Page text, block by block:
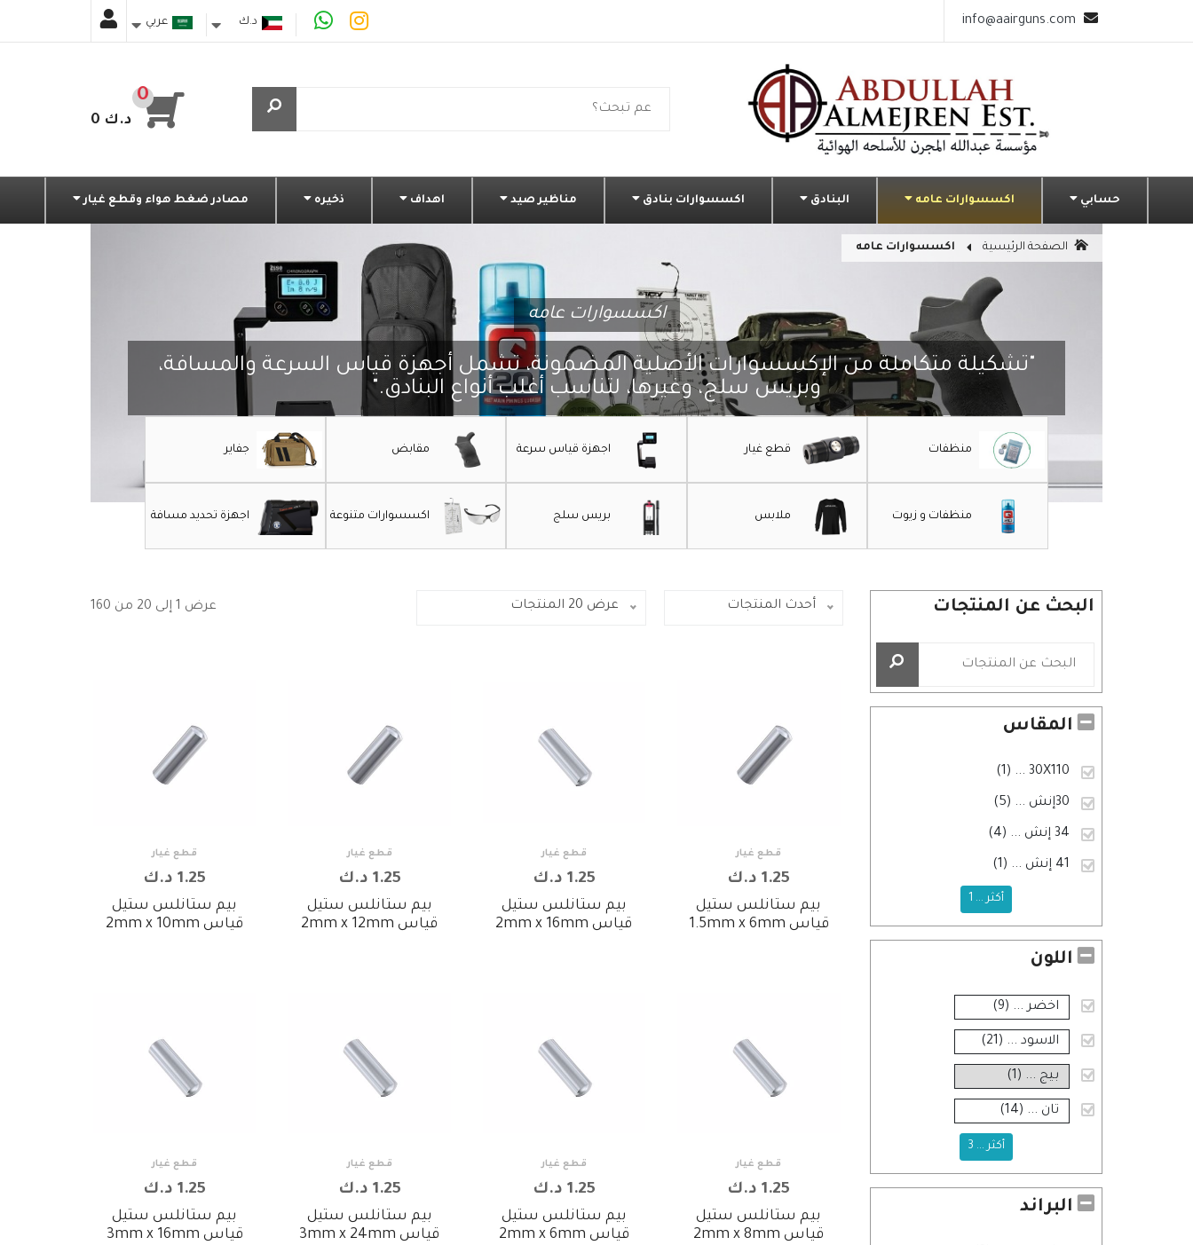
info@aairguns.com عربي
د.ك
دينار كويتي
0
0 د.ك
حسابي اكسسوارات عامه البنادق اكسسوارات بنادق مناظير صيد اهداف ذخيره مصادر ضغط هواء وقطع غيار
الصفحة الرئيسية اكسسوارات عامه
اكسسوارات عامه
"تشكيلة متكاملة من الإكسسوارات الأصلية المضمونة، تشمل أجهزة قياس السرعة والمسافة،
وبريس سلج، وغيرها، لتناسب أغلب أنواع البنادق."
منظفات قطع غيار اجهزة قياس سرعة مقابض جفاير
منظفات و زيوت ملابس بريس سلج اكسسوارات متنوعة اجهزة تحديد مسافة
البحث عن المنتجات
المقاس
30X110
... (1)
30إنش ... (5)
34 إنش ... (4)
41 إنش ... (1)
أكثر ... 1
اللون
اخضر ... (9)
الاسود ... (21)
بيج ... (1)
تان ... (14)
أكثر ... 3
البراند
أحدث المنتجات عرض 20 المنتجات عرض 1 إلى 20 من 160
قطع غيار
1.25 د.ك
بيم ستانلس ستيل
قياس 1.5mm x 6mm
قطع غيار
1.25 د.ك
بيم ستانلس ستيل
قياس 2mm x 16mm
قطع غيار
1.25 د.ك
بيم ستانلس ستيل
قياس 2mm x 12mm
قطع غيار
1.25 د.ك
بيم ستانلس ستيل
قياس 2mm x 10mm
قطع غيار
1.25 د.ك
بيم ستانلس ستيل
قياس 2mm x 8mm
قطع غيار
1.25 د.ك
بيم ستانلس ستيل
قياس 2mm x 6mm
قطع غيار
1.25 د.ك
بيم ستانلس ستيل
قياس 3mm x 24mm
قطع غيار
1.25 د.ك
بيم ستانلس ستيل
قياس 3mm x 16mm